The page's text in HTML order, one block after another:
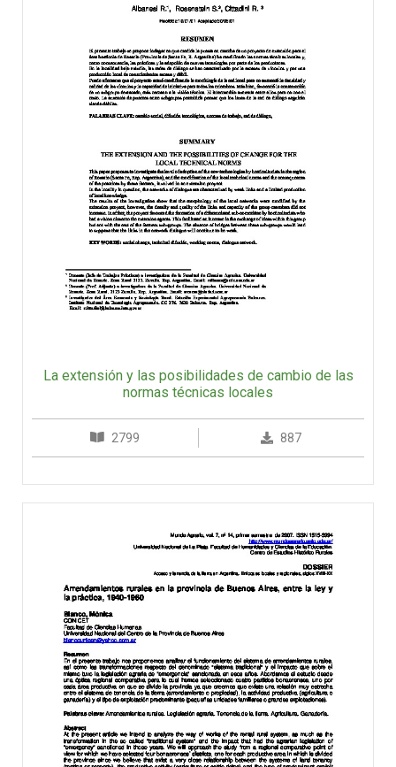
La extensión y las posibilidades de cambio de las
normas técnicas locales
2799 887